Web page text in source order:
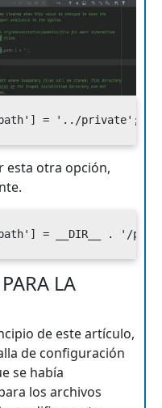
= '../private';
esta otra opción,
= __DIR__ . '/
LA
de este artículo,
de configuración
se había
los archivos